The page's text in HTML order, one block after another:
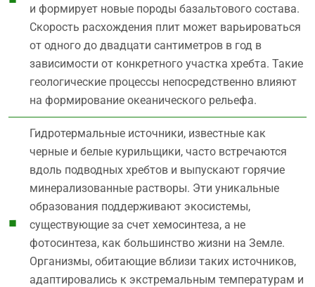
и формирует новые породы базальтового состава.
Скорость расхождения плит может варьироваться
от одного до двадцати сантиметров в год в
зависимости от конкретного участка хребта. Такие
геологические процессы непосредственно влияют
на формирование океанического рельефа.
Гидротермальные источники, известные как
черные и белые курильщики, часто встречаются
вдоль подводных хребтов и выпускают горячие
минерализованные растворы. Эти уникальные
образования поддерживают экосистемы,
существующие за счет хемосинтеза, а не
фотосинтеза, как большинство жизни на Земле.
Организмы, обитающие вблизи таких источников,
адаптировались к экстремальным температурам и